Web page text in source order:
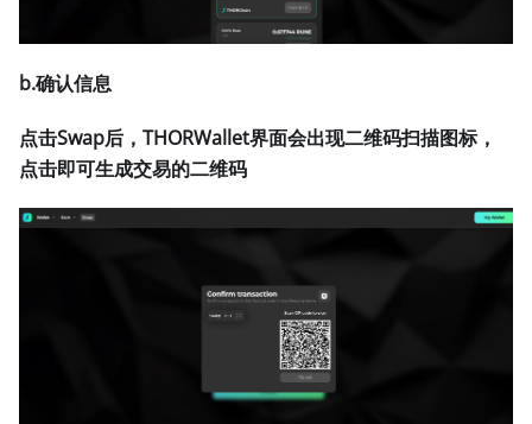
b.确认信息
点击Swap后，THORWallet界面会出现二维码扫描图标，
点击即可生成交易的二维码